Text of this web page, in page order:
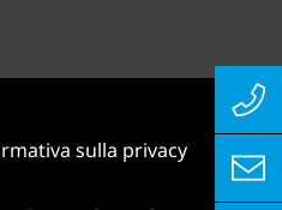
sulla privacy